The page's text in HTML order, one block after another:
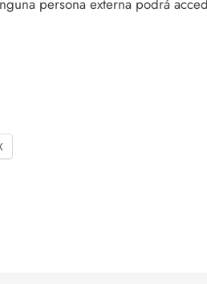
persona externa podrá